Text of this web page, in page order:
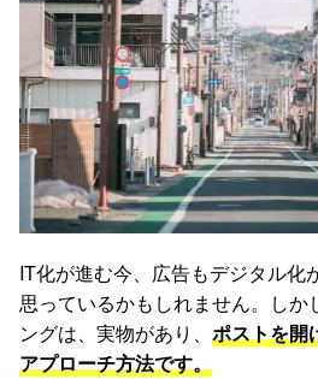
IT化が進む今、広告もデジタル化
思っているかもしれません。しか
ングは、実物があり、 ポストを開
アプローチ方法です。